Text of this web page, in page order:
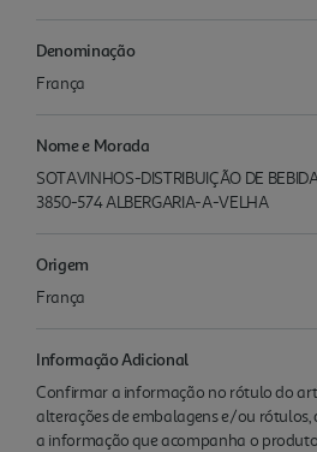
Denominação
França
Nome e Morada
SOTAVINHOS-DISTRIBUIÇÃO DE
3850-574 ALBERGARIA-A-VELHA
Origem
França
Informação Adicional
Confirmar a informação no rótulo do
alterações de embalagens e/ou rótulos,
a informação que acompanha o